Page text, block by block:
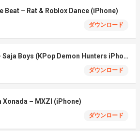
Beat – Rat & Roblox Dance (iPhone)
ダウンロード
Your Idol – Saja Boys (KPop Demon Hunters iPhone)
ダウンロード
Xonada – MXZI (iPhone)
ダウンロード